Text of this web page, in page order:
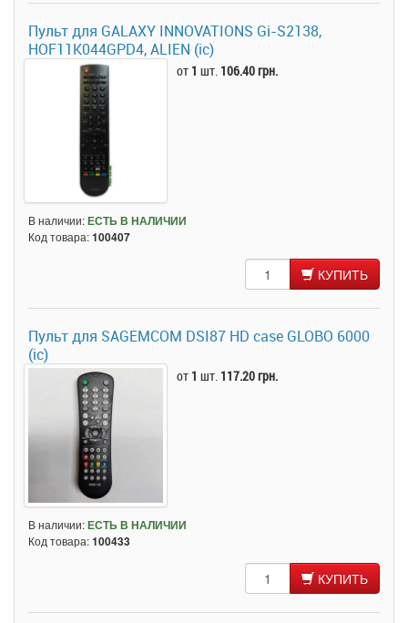
Пульт для GALAXY INNOVATIONS Gi-S2138,
HOF11K044GPD4, ALIEN (ic)
от 1 шт. 106.40 грн.
В наличии:ЕСТЬ В НАЛИЧИИ
Код товара:100407
КУПИТЬ
Пульт для SAGEMCOM DSI87 HD case GLOBO 6000
(ic)
от 1 шт. 117.20 грн.
В наличии:ЕСТЬ В НАЛИЧИИ
Код товара:100433
КУПИТЬ